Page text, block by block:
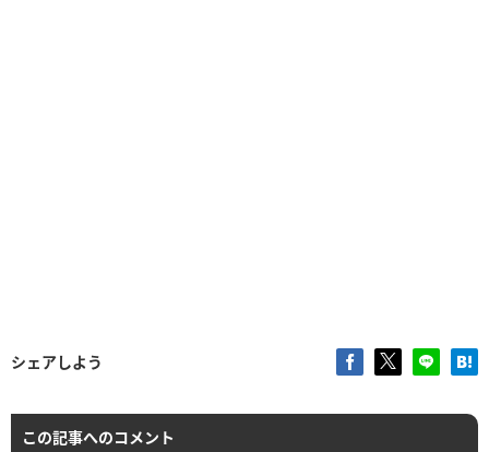
シェアしよう
この記事へのコメント